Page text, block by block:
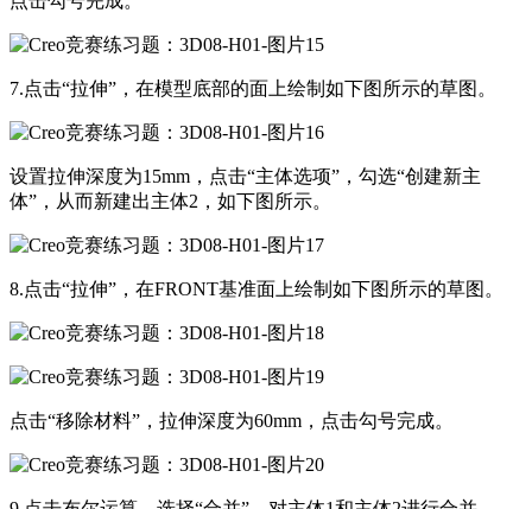
7.点击“拉伸”，在模型底部的面上绘制如下图所示的草图。
设置拉伸深度为15mm，点击“主体选项”，勾选“创建新主
体”，从而新建出主体2，如下图所示。
8.点击“拉伸”，在FRONT基准面上绘制如下图所示的草图。
点击“移除材料”，拉伸深度为60mm，点击勾号完成。